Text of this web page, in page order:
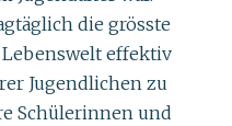
die grösste
effektiv
Jugendlichen zu
Schülerinnen und